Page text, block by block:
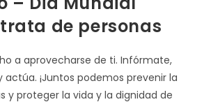
Cuenta
Siguientede personas
a aprovecharse de ti. Infórmate,
¡Juntos podemos prevenir la
y proteger la vida y la dignidad de